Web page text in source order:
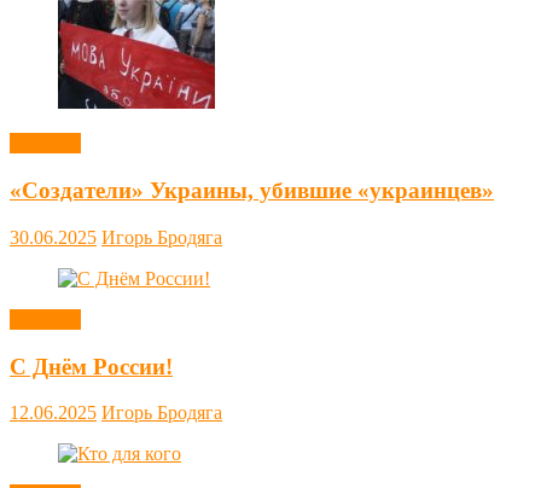
«Создатели» Украины, убившие «украинцев»
30.06.2025 Игорь Бродяга
С Днём России!
12.06.2025 Игорь Бродяга